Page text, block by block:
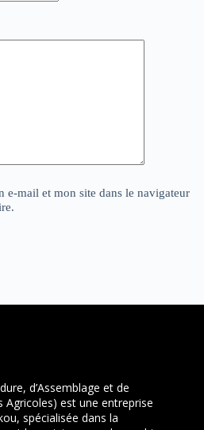
e-mail et mon site dans le navigateur
d’Assemblage et de
Agricoles) est une entreprise
spécialisée dans la